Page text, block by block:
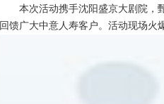
本次活动携手沈阳盛京大剧院，甄
回馈广大中意人寿客户。活动现场火